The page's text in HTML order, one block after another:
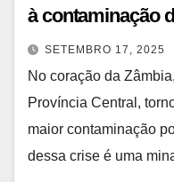
à contaminação
SETEMBRO 17, 2025
No coração da
Província Central,
maior contaminação
dessa crise é uma